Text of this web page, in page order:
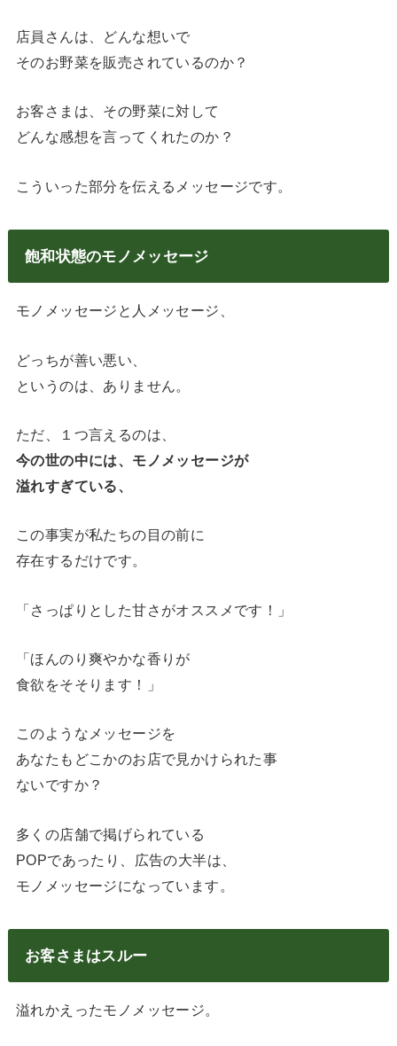
店員さんは、どんな想いで
そのお野菜を販売されているのか？
お客さまは、その野菜に対して
どんな感想を言ってくれたのか？
こういった部分を伝えるメッセージです。
飽和状態のモノメッセージ
モノメッセージと人メッセージ、
どっちが善い悪い、
というのは、ありません。
ただ、１つ言えるのは、
今の世の中には、モノメッセージが
溢れすぎている、
この事実が私たちの目の前に
存在するだけです。
「さっぱりとした甘さがオススメです！」
「ほんのり爽やかな香りが
食欲をそそります！」
このようなメッセージを
あなたもどこかのお店で見かけられた事
ないですか？
多くの店舗で掲げられている
POPであったり、広告の大半は、
モノメッセージになっています。
お客さまはスルー
溢れかえったモノメッセージ。